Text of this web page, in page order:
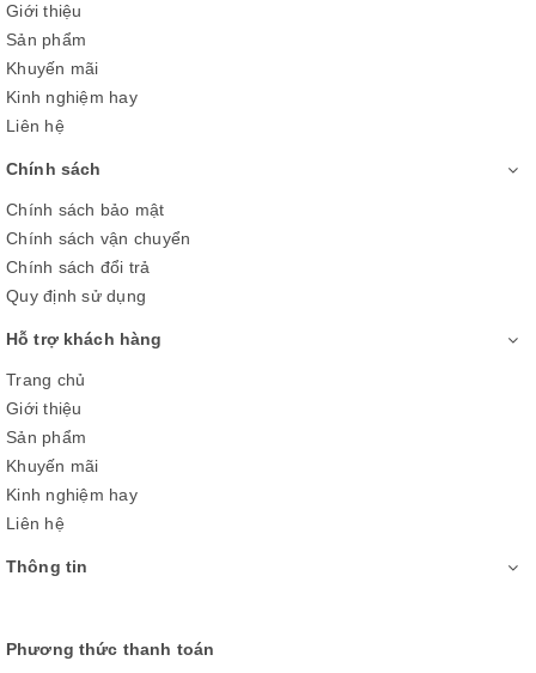
chuẩn xác
-Motion Xcelerator
phân cảnh chuyển động trở nên rõ ràng, mượt mà nhờ khả
năng
*Hình ảnh chỉ mang tính chất minh họa sản phẩm
Công nghệ âm thanh
-OTS Lite
-Q-Symphonykết hợp loa tivi với loa thanh tạo nên
Giới thiệu
Sản phẩm
Khuyến mãi
Kinh nghiệm hay
Liên hệ
Chính sách
Chính sách bảo mật
Chính sách vận chuyển
Chính sách đổi trả
Quy định sử dụng
Hỗ trợ khách hàng
Trang chủ
Giới thiệu
Sản phẩm
Khuyến mãi
Kinh nghiệm hay
Liên hệ
Thông tin
Phương thức thanh toán